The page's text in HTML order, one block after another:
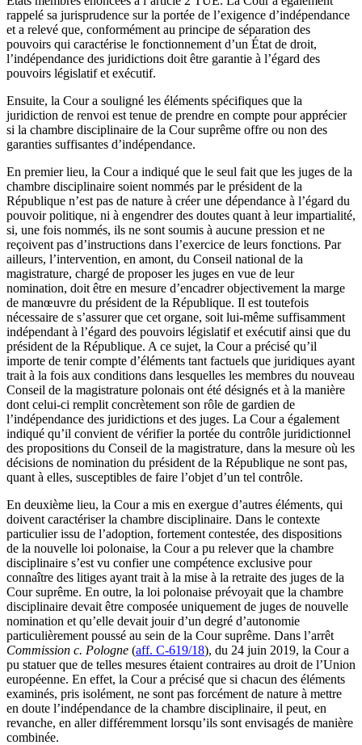
rappelé sa jurisprudence sur la portée de l’exigence d’indépendance
et a relevé que, conformément au principe de séparation des
pouvoirs qui caractérise le fonctionnement d’un État de droit,
l’indépendance des juridictions doit être garantie à l’égard des
pouvoirs législatif et exécutif.
Ensuite, la Cour a souligné les éléments spécifiques que la
juridiction de renvoi est tenue de prendre en compte pour apprécier
si la chambre disciplinaire de la Cour suprême offre ou non des
garanties suffisantes d’indépendance.
En premier lieu, la Cour a indiqué que le seul fait que les juges de la
chambre disciplinaire soient nommés par le président de la
République n’est pas de nature à créer une dépendance à l’égard du
pouvoir politique, ni à engendrer des doutes quant à leur impartialité,
si, une fois nommés, ils ne sont soumis à aucune pression et ne
reçoivent pas d’instructions dans l’exercice de leurs fonctions. Par
ailleurs, l’intervention, en amont, du Conseil national de la
magistrature, chargé de proposer les juges en vue de leur
nomination, doit être en mesure d’encadrer objectivement la marge
de manœuvre du président de la République. Il est toutefois
nécessaire de s’assurer que cet organe, soit lui-même suffisamment
indépendant à l’égard des pouvoirs législatif et exécutif ainsi que du
président de la République. A ce sujet, la Cour a précisé qu’il
importe de tenir compte d’éléments tant factuels que juridiques ayant
trait à la fois aux conditions dans lesquelles les membres du nouveau
Conseil de la magistrature polonais ont été désignés et à la manière
dont celui-ci remplit concrètement son rôle de gardien de
l’indépendance des juridictions et des juges. La Cour a également
indiqué qu’il convient de vérifier la portée du contrôle juridictionnel
des propositions du Conseil de la magistrature, dans la mesure où les
décisions de nomination du président de la République ne sont pas,
quant à elles, susceptibles de faire l’objet d’un tel contrôle.
En deuxième lieu, la Cour a mis en exergue d’autres éléments, qui
doivent caractériser la chambre disciplinaire. Dans le contexte
particulier issu de l’adoption, fortement contestée, des dispositions
de la nouvelle loi polonaise, la Cour a pu relever que la chambre
disciplinaire s’est vu confier une compétence exclusive pour
connaître des litiges ayant trait à la mise à la retraite des juges de la
Cour suprême. En outre, la loi polonaise prévoyait que la chambre
disciplinaire devait être composée uniquement de juges de nouvelle
nomination et qu’elle devait jouir d’un degré d’autonomie
particulièrement poussé au sein de la Cour suprême. Dans l’arrêt
Commission c. Pologne (aff. C-619/18), du 24 juin 2019, la Cour a
pu statuer que de telles mesures étaient contraires au droit de l’Union
européenne. En effet, la Cour a précisé que si chacun des éléments
examinés, pris isolément, ne sont pas forcément de nature à mettre
en doute l’indépendance de la chambre disciplinaire, il peut, en
revanche, en aller différemment lorsqu’ils sont envisagés de manière
combinée.